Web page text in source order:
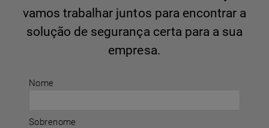
Nome
Sobrenome
vamos trabalhar juntos para encontrar a
solução de segurança certa para a sua
empresa.